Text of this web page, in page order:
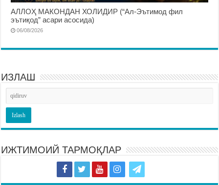
АЛЛОҲ МАКОНДАН ХОЛИДИР (“Ал-Эътимод фил
эътиқод” асари асосида)
06/08/2026
ИЗЛАШ
ИЖТИМОИЙ ТАРМОҚЛАР